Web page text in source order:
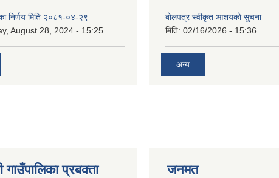
निर्णय मिति २०८१-०४-२९
August 28, 2024 - 15:25
बाेलपत्र स्वीकृत आशयकाे सुचना
मिति: 02/16/2026 - 15:36
अन्य
गाउँपालिका प्रबक्ता जनमत